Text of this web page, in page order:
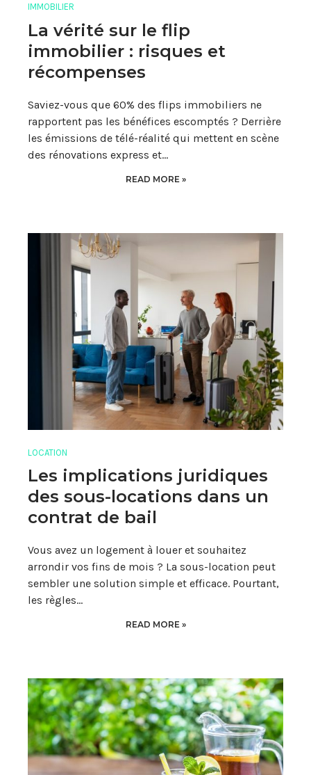
IMMOBILIER
La vérité sur le flip
immobilier : risques et
récompenses
Saviez-vous que 60% des flips immobiliers ne
rapportent pas les bénéfices escomptés ? Derrière
les émissions de télé-réalité qui mettent en scène
des rénovations express et…
READ MORE »
LOCATION
Les implications juridiques
des sous-locations dans un
contrat de bail
Vous avez un logement à louer et souhaitez
arrondir vos fins de mois ? La sous-location peut
sembler une solution simple et efficace. Pourtant,
les règles…
READ MORE »